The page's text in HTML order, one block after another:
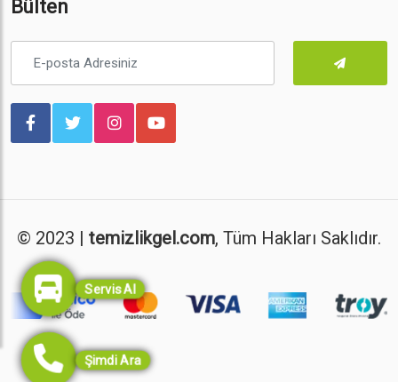
Bülten
© 2023 | temizlikgel.com, Tüm Hakları Saklıdır.
Servis Al
Şimdi Ara